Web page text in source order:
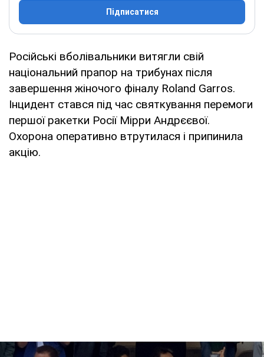
Підписатися
Російські вболівальники витягли свій
національний прапор на трибунах після
завершення жіночого фіналу Roland Garros.
Інцидент стався під час святкування перемоги
першої ракетки Росії Мірри Андрєєвої.
Охорона оперативно втрутилася і припинила
акцію.